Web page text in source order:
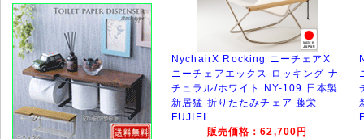
NychairX Rocking ニーチェアX
ニーチェアエックス ロッキング ナ
チュラル/ホワイト NY-109 日本製
新居猛 折りたたみチェア 藤栄
FUJIEI
販売価格：62,700円